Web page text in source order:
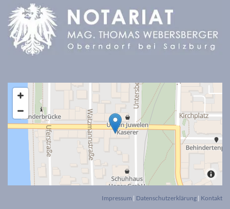
Impressum | Datenschutzerklärung | Kontakt